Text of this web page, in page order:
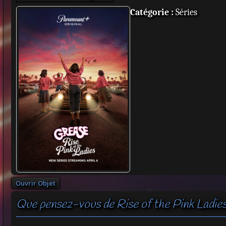
Catégorie : Séries
Ouvrir Objet
Que pensez-vous de Rise of the Pink